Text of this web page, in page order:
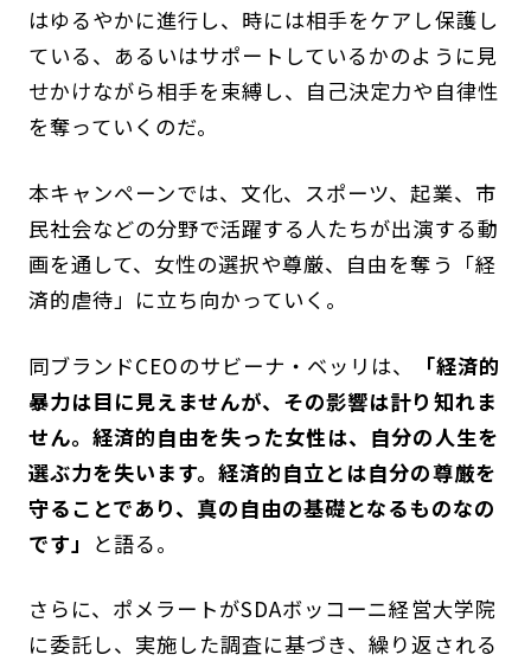
はゆるやかに進行し、時には相手をケアし保護し
ている、あるいはサポートしているかのように見
せかけながら相手を束縛し、自己決定力や自律性
を奪っていくのだ。
本キャンペーンでは、文化、スポーツ、起業、市
民社会などの分野で活躍する人たちが出演する動
画を通して、女性の選択や尊厳、自由を奪う「経
済的虐待」に立ち向かっていく。
同ブランドCEOのサビーナ・ベッリは、
「経済的
暴力は目に見えませんが、その影響は計り知れま
せん。経済的自由を失った女性は、自分の人生を
選ぶ力を失います。経済的自立とは自分の尊厳を
守ることであり、真の自由の基礎となるものなの
です」 と語る。
さらに、ポメラートがSDAボッコーニ経営大学院
に委託し、実施した調査に基づき、繰り返される